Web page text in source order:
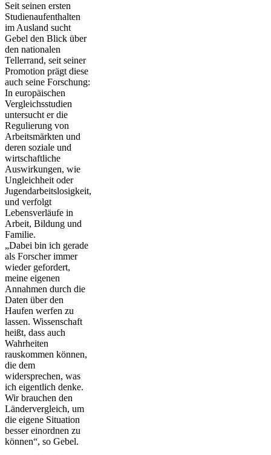
Seit seinen ersten
Studienaufenthalten
im Ausland sucht
Gebel den Blick über
den nationalen
Tellerrand, seit seiner
Promotion prägt diese
auch seine Forschung:
In europäischen
Vergleichsstudien
untersucht er die
Regulierung von
Arbeitsmärkten und
deren soziale und
wirtschaftliche
Auswirkungen, wie
Ungleichheit oder
Jugendarbeitslosigkeit,
und verfolgt
Lebensverläufe in
Arbeit, Bildung und
Familie.
„Dabei bin ich gerade
als Forscher immer
wieder gefordert,
meine eigenen
Annahmen durch die
Daten über den
Haufen werfen zu
lassen. Wissenschaft
heißt, dass auch
Wahrheiten
rauskommen können,
die dem
widersprechen, was
ich eigentlich denke.
Wir brauchen den
Ländervergleich, um
die eigene Situation
besser einordnen zu
können“, so Gebel.